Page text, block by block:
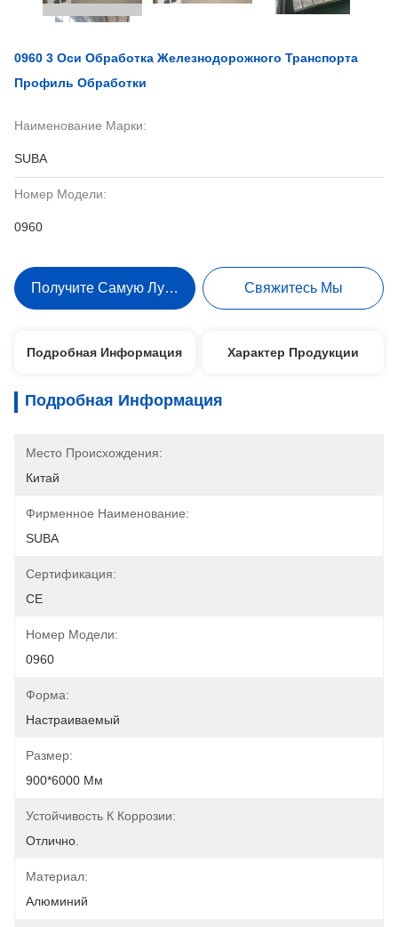
0960 3 Оси Обработка Железнодорожного Транспорта
Профиль Обработки
Наименование Марки:
SUBA
Номер Модели:
0960
Получите Самую Лучшую Цену Свяжитесь Мы
Подробная Информация Характер Продукции
Подробная Информация
Место Происхождения:
Китай
Фирменное Наименование:
SUBA
Сертификация:
CE
Номер Модели:
0960
Форма:
Настраиваемый
Размер:
900*6000 Мм
Устойчивость К Коррозии:
Отлично.
Материал:
Алюминий